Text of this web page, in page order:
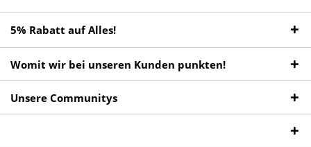
5% Rabatt auf Alles!
Womit wir bei unseren Kunden punkten!
Unsere Communitys